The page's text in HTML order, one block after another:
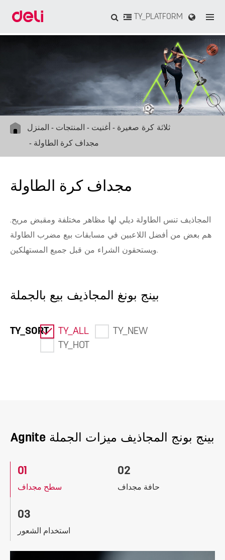
TY_PLATFORM
المنزل المنتجات أغنيت
ثلاثة كرة صغيرة
مجداف كرة الطاولة
مجداف كرة الطاولة
المجاذيف تنس الطاولة ديلي لها مظاهر مختلفة ومقبض مريح.
هم بعض من أفضل اللاعبين في مسابقات بيع مضرب الطاولة
ويستحقون الشراء من قبل جميع المستهلكين.
بينج بونغ المجاذيف بيع بالجملة
TY_SORT TY_ALL
TY_NEW
TY_HOT
Agnite بينج بونج المجاذيف ميزات الجملة
01
سطح مجداف
02
حافة مجداف
03
استخدام الشعور